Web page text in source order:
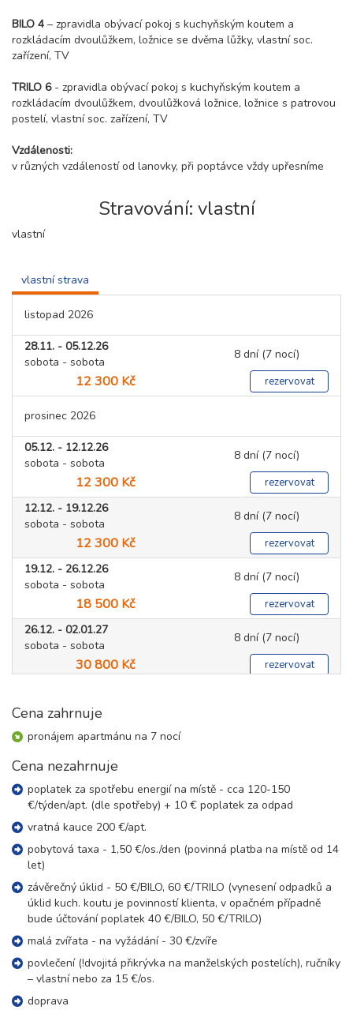
BILO 4 – zpravidla obývací pokoj s kuchyňským koutem a
rozkládacím dvoulůžkem, ložnice se dvěma lůžky, vlastní soc.
zařízení, TV
TRILO 6 - zpravidla obývací pokoj s kuchyňským koutem a
rozkládacím dvoulůžkem, dvoulůžková ložnice, ložnice s patrovou
postelí, vlastní soc. zařízení, TV
Vzdálenosti:
v různých vzdáleností od lanovky, při poptávce vždy upřesníme
Stravování: vlastní
vlastní
vlastní strava
listopad 2026
28.11. - 05.12.26
sobota - sobota
8 dní (7 nocí)
12 300 Kč rezervovat
prosinec 2026
05.12. - 12.12.26
sobota - sobota
8 dní (7 nocí)
12 300 Kč rezervovat
12.12. - 19.12.26
sobota - sobota
8 dní (7 nocí)
12 300 Kč rezervovat
19.12. - 26.12.26
sobota - sobota
8 dní (7 nocí)
18 500 Kč rezervovat
26.12. - 02.01.27
sobota - sobota
8 dní (7 nocí)
30 800 Kč rezervovat
02.01. - 09.01.27
sobota - sobota
18 500 Kč
09.01. - 16.01.27
sobota - sobota
8 dní (7 nocí)
14 800 Kč
16.01. - 23.01.27
sobota - sobota
14 800 Kč rezervovat
23.01. - 30.01.27
sobota - sobota
8 dní (7 nocí)
21 000 Kč
30.01. - 06.02.27
Cena zahrnuje
pronájem apartmánu na 7 nocí
Cena nezahrnuje
poplatek za spotřebu energií na místě - cca 120-150
€/týden/apt. (dle spotřeby) + 10 € poplatek za odpad
vratná kauce 200 €/apt.
pobytová taxa - 1,50 €/os./den (povinná platba na místě od 14
let)
závěrečný úklid - 50 €/BILO, 60 €/TRILO (vynesení odpadků a
úklid kuch. koutu je povinností klienta, v opačném případně
bude účtování poplatek 40 €/BILO, 50 €/TRILO)
malá zvířata - na vyžádání - 30 €/zvíře
povlečení (!dvojitá přikrývka na manželských postelích), ručníky
– vlastní nebo za 15 €/os.
doprava